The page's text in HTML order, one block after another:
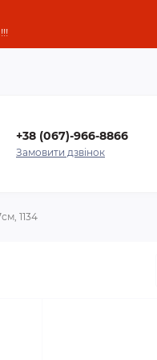
+38 (067)-966-8866
Замовити дзвінок
1134